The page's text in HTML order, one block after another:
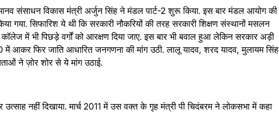
संसाधन विकास मंत्री अर्जुन सिंह ने मंडल पार्ट-2 शुरू किया. इस बार मंडल आयोग की
गया. सिफारिश ये थी कि सरकारी नौकरियों की तरह सरकारी शिक्षण संस्थानों मसलन
में भी पिछड़े वर्गों को आरक्षण दिया जाए. इस बार भी बवाल हुआ लेकिन सरकार अड़ी
आकर फिर जाति आधारित जनगणना की मांग उठी. लालू यादव, शरद यादव, मुलायम सिंह
ने ज़ोर शोर से ये मांग उठाई.
नहीं दिखाया. मार्च 2011 में उस वक्त के गृह मंत्री पी चिदंबरम ने लोकसभा में कहा